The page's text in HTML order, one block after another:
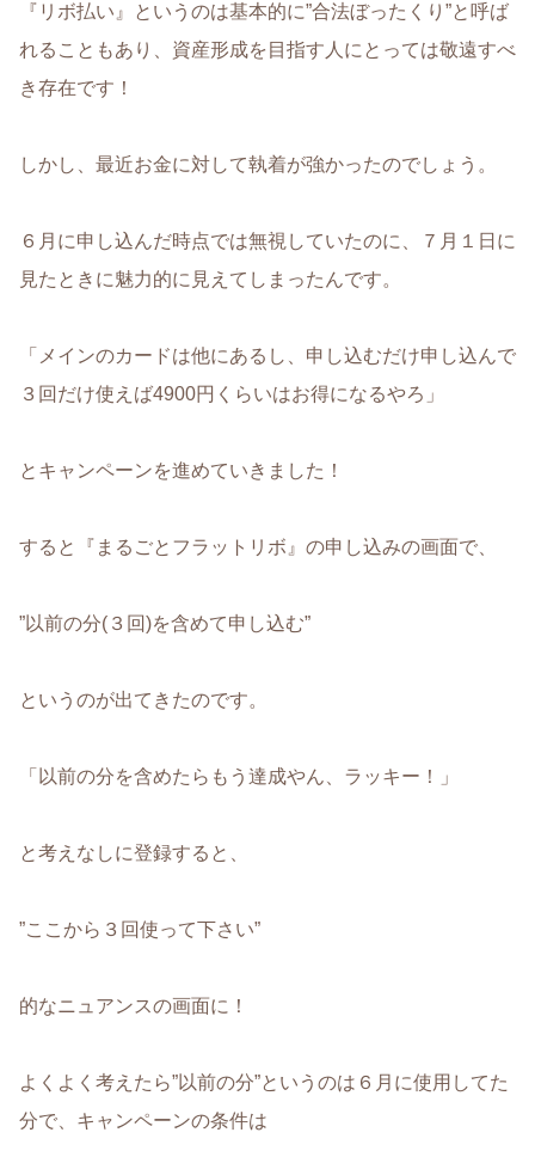
『リボ払い』というのは基本的に”合法ぼったくり”と呼ば
れることもあり、資産形成を目指す人にとっては敬遠すべ
き存在です！
しかし、最近お金に対して執着が強かったのでしょう。
６月に申し込んだ時点では無視していたのに、７月１日に
見たときに魅力的に見えてしまったんです。
「メインのカードは他にあるし、申し込むだけ申し込んで
３回だけ使えば4900円くらいはお得になるやろ」
とキャンペーンを進めていきました！
すると『まるごとフラットリボ』の申し込みの画面で、
”以前の分(３回)を含めて申し込む”
というのが出てきたのです。
「以前の分を含めたらもう達成やん、ラッキー！」
と考えなしに登録すると、
”ここから３回使って下さい”
的なニュアンスの画面に！
よくよく考えたら”以前の分”というのは６月に使用してた
分で、キャンペーンの条件は